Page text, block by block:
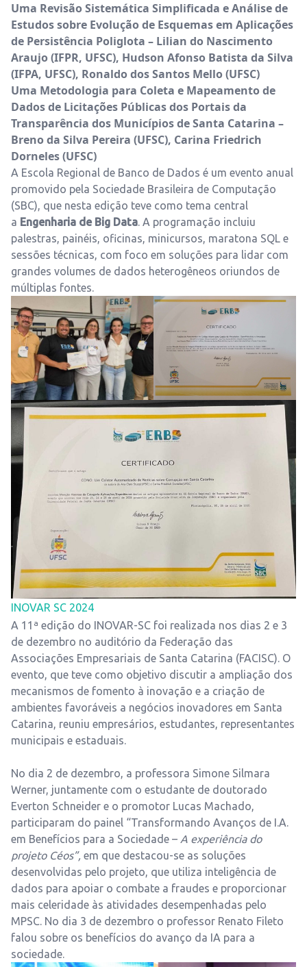
Uma Revisão Sistemática Simplificada e Análise de
Estudos sobre Evolução de Esquemas em Aplicações
de Persistência Poliglota – Lilian do Nascimento
Araujo (IFPR, UFSC), Hudson Afonso Batista da Silva
(IFPA, UFSC), Ronaldo dos Santos Mello (UFSC)
Uma Metodologia para Coleta e Mapeamento de
Dados de Licitações Públicas dos Portais da
Transparência dos Municípios de Santa Catarina –
Breno da Silva Pereira (UFSC), Carina Friedrich
Dorneles (UFSC)
A Escola Regional de Banco de Dados é um evento anual
promovido pela Sociedade Brasileira de Computação
(SBC), que nesta edição teve como tema central
a Engenharia de Big Data. A programação incluiu
palestras, painéis, oficinas, minicursos, maratona SQL e
sessões técnicas, com foco em soluções para lidar com
grandes volumes de dados heterogêneos oriundos de
múltiplas fontes.
INOVAR SC 2024
A 11ª edição do INOVAR-SC foi realizada nos dias 2 e 3
de dezembro no auditório da Federação das
Associações Empresariais de Santa Catarina (FACISC). O
evento, que teve como objetivo discutir a ampliação dos
mecanismos de fomento à inovação e a criação de
ambientes favoráveis a negócios inovadores em Santa
Catarina, reuniu empresários, estudantes, representantes
municipais e estaduais.
No dia 2 de dezembro, a professora Simone Silmara
Werner, juntamente com o estudante de doutorado
Everton Schneider e o promotor Lucas Machado,
participaram do painel “Transformando Avanços de I.A.
em Benefícios para a Sociedade – A experiência do
projeto Céos”, em que destacou-se as soluções
desenvolvidas pelo projeto, que utiliza inteligência de
dados para apoiar o combate a fraudes e proporcionar
mais celeridade às atividades desempenhadas pelo
MPSC. No dia 3 de dezembro o professor Renato Fileto
falou sobre os benefícios do avanço da IA para a
sociedade.